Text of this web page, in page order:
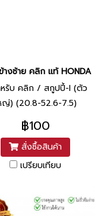
Yamaha
างซ้าย คลิก แท้ HONDA
หรับ คลิก / สกูปปี้-I (ตัว
ญ่) (20.8-52.6-7.5)
฿100
สั่งซื้อสินค้า
เปรียบเทียบ